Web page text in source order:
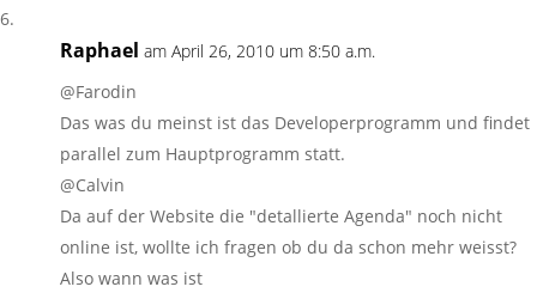
Raphael am April 26, 2010 um 8:50 a.m.
@Farodin
Das was du meinst ist das Developerprogramm und findet
parallel zum Hauptprogramm statt.
@Calvin
Da auf der Website die "detallierte Agenda" noch nicht
online ist, wollte ich fragen ob du da schon mehr weisst?
Also wann was ist